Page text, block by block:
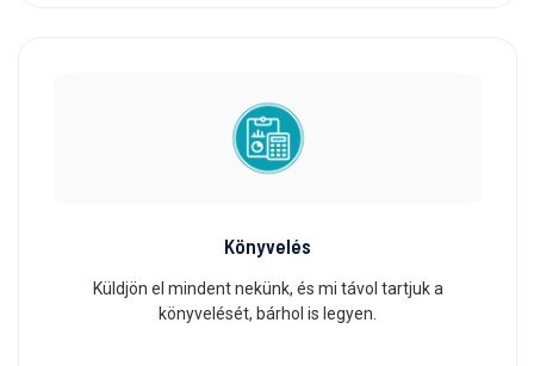
Könyvelés
Küldjön el mindent nekünk, és mi távol tartjuk a
könyvelését, bárhol is legyen.